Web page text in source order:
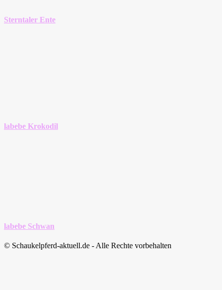
Sterntaler Ente
labebe Krokodil
labebe Schwan
© Schaukelpferd-aktuell.de - Alle Rechte vorbehalten